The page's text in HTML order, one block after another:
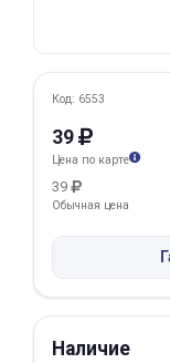
Код: 6553
39
Цена по карте
39
Обычная цена
Наличие
по
Подробнее